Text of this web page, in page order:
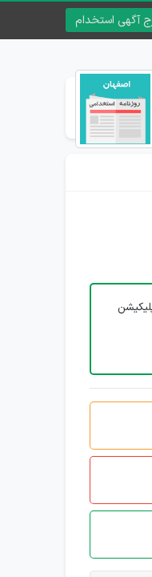
آگهی استخدام